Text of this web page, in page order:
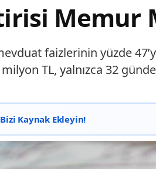
Memur
faizlerinin yüzde
TL, yalnızca 32
Kaynak Ekleyin!